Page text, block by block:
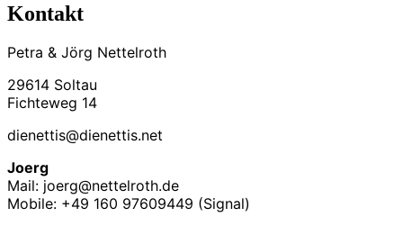
Kontakt
Petra & Jörg Nettelroth
29614 Soltau
Fichteweg 14
dienettis@dienettis.net
Joerg
Mail: joerg@nettelroth.de
Mobile: +49 160 97609449 (Signal)